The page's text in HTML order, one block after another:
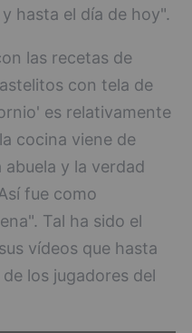
hasta el día de hoy".
las recetas de
con tela de
es relativamente
cocina viene de
y la verdad
fue como
Tal ha sido el
vídeos que hasta
los jugadores del